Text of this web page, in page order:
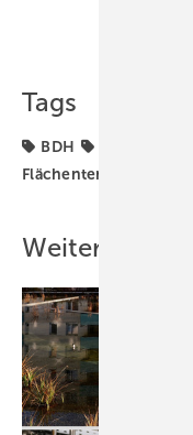
Tags
BDH
Flächentemperierung
Weitere Inhalte